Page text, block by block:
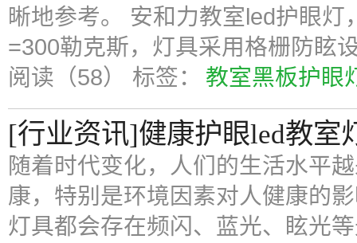
晰地参考。 安和力教室led护眼
=300勒克斯，灯具采用格栅防眩
阅读（58） 标签： 教室黑板护眼
[行业资讯]健康护眼led教室
随着时代变化，人们的生活水平
康，特别是环境因素对人健康的
灯具都会存在频闪、蓝光、眩光